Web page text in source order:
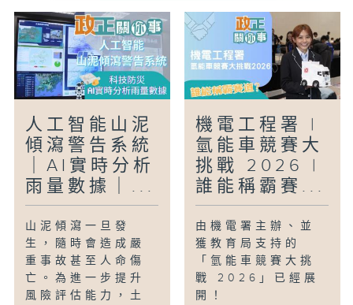
人工智能山泥
傾瀉警告系統
｜AI實時分析
雨量數據｜...
山泥傾瀉一旦發
生，隨時會造成嚴
重事故甚至人命傷
亡。為進一步提升
風險評估能力，土
機電工程署 |
氫能車競賽大
挑戰 2026 |
誰能稱霸賽...
由機電署主辦、並
獲教育局支持的
「氫能車競賽大挑
戰 2026」已經展
開！